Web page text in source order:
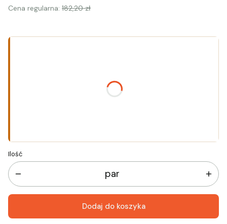
Cena regularna: 182,20 zł
Ilość
par
Dodaj do koszyka